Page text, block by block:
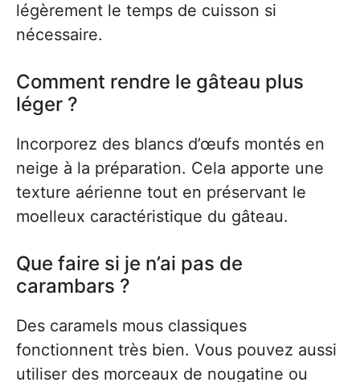
légèrement le temps de cuisson si
nécessaire.
Comment rendre le gâteau plus
léger ?
Incorporez des blancs d’œufs montés en
neige à la préparation. Cela apporte une
texture aérienne tout en préservant le
moelleux caractéristique du gâteau.
Que faire si je n’ai pas de
carambars ?
Des caramels mous classiques
fonctionnent très bien. Vous pouvez aussi
utiliser des morceaux de nougatine ou